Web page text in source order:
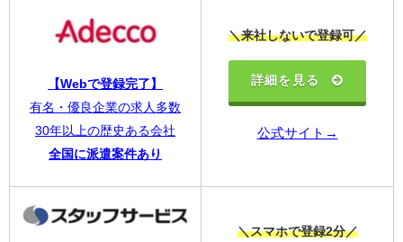
【Webで登録完了】
有名・優良企業の求人多数
30年以上の歴史ある会社
全国に派遣案件あり
＼来社しないで登録可／
詳細を見る
公式サイト→
＼スマホで登録2分／